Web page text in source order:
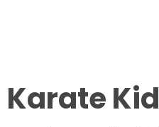
Karate Kid